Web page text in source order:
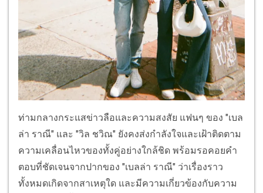
ท่ามกลางกระแสข่าวลือและความสงสัย แฟนๆ ของ "เบล
ล่า ราณี" และ "วิล ชวิณ" ยังคงส่งกำลังใจและเฝ้าติดตาม
ความเคลื่อนไหวของทั้งคู่อย่างใกล้ชิด พร้อมรอคอยคำ
ตอบที่ชัดเจนจากปากของ "เบลล่า ราณี" ว่าเรื่องราว
ทั้งหมดเกิดจากสาเหตุใด และมีความเกี่ยวข้องกับความ